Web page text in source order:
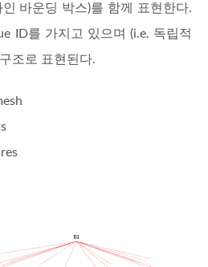
바운딩 박스)를 함께 표현한다.
ID를 가지고 있으며 (i.e. 독립적
조로 표현된다.